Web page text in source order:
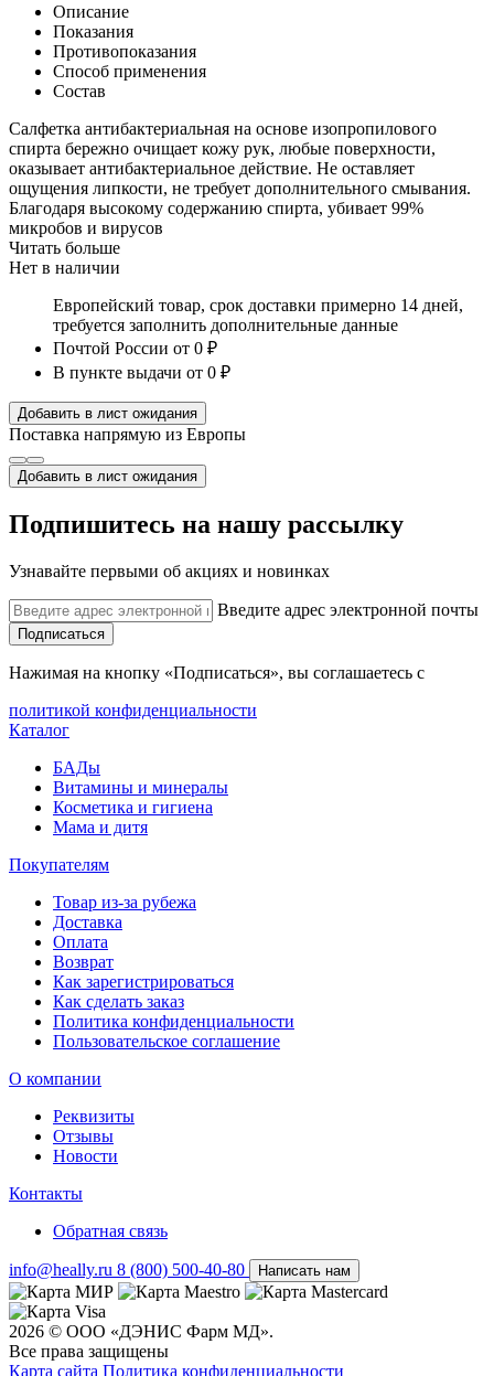
Описание
Показания
Противопоказания
Способ применения
Состав
Салфетка антибактериальная на основе изопропилового
спирта бережно очищает кожу рук, любые поверхности,
оказывает антибактериальное действие. Не оставляет
ощущения липкости, не требует дополнительного смывания.
Благодаря высокому содержанию спирта, убивает 99%
микробов и вирусов
Читать больше
Нет в наличии
Европейский товар, срок доставки примерно 14 дней,
требуется заполнить дополнительные данные
Почтой России от 0 ₽
В пункте выдачи от 0 ₽
Добавить в лист ожидания
Поставка напрямую из Европы
Добавить в лист ожидания
Подпишитесь на нашу рассылку
Узнавайте первыми об акциях и новинках
Введите адрес электронной почты
Подписаться
Нажимая на кнопку «Подписаться», вы соглашаетесь с
политикой конфиденциальности
Каталог
БАДы
Витамины и минералы
Косметика и гигиена
Мама и дитя
Покупателям
Товар из-за рубежа
Доставка
Оплата
Возврат
Как зарегистрироваться
Как сделать заказ
Политика конфиденциальности
Пользовательское соглашение
О компании
Реквизиты
Отзывы
Новости
Контакты
Обратная связь
info@heally.ru 8 (800) 500-40-80 Написать нам
2026 © ООО «ДЭНИС Фарм МД».
Все права защищены
Карта сайта Политика конфиден­циальности